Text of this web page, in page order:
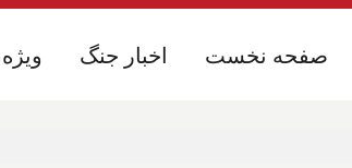
اخبار جنگ صفحه نخست اخبار جنگ صفحه نخست